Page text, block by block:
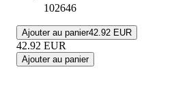
102646
Ajouter au panier42.92 EUR
42.92 EUR
Ajouter au panier